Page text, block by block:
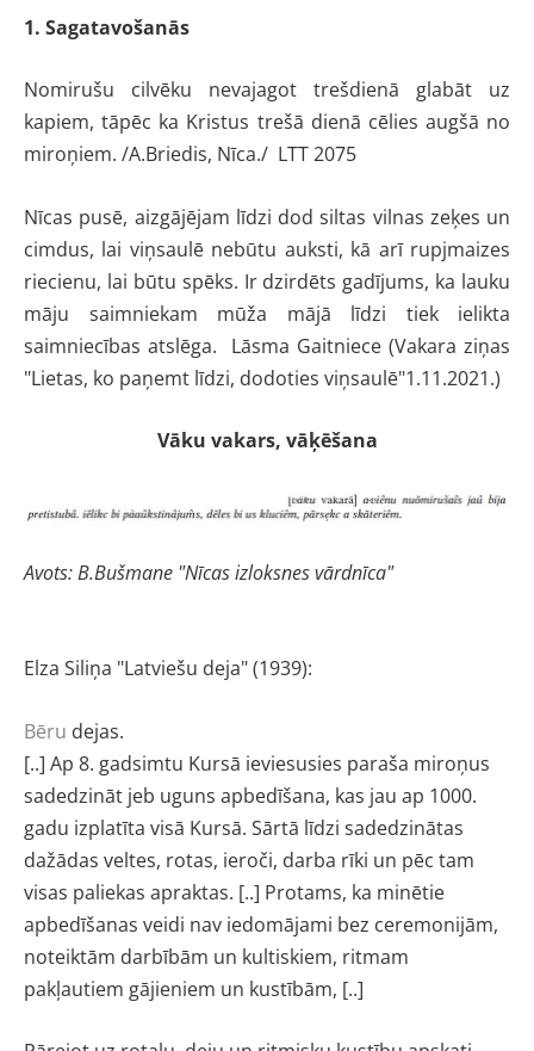
1. Sagatavošanās
Nomirušu cilvēku nevajagot trešdienā glabāt uz
kapiem, tāpēc ka Kristus trešā dienā cēlies augšā no
miroņiem. /A.Briedis, Nīca./ LTT 2075
Nīcas pusē, aizgājējam līdzi dod siltas vilnas zeķes un
cimdus, lai viņsaulē nebūtu auksti, kā arī rupjmaizes
riecienu, lai būtu spēks. Ir dzirdēts gadījums, ka lauku
māju saimniekam mūža mājā līdzi tiek ielikta
saimniecības atslēga. Lāsma Gaitniece (Vakara ziņas
"Lietas, ko paņemt līdzi, dodoties viņsaulē"1.11.2021.)
Vāku vakars, vāķēšana
Avots: B.Bušmane "Nīcas izloksnes vārdnīca"
Elza Siliņa "Latviešu deja" (1939):
Bēru dejas.
[..] Ap 8. gadsimtu Kursā ieviesusies paraša miroņus
sadedzināt jeb uguns apbedīšana, kas jau ap 1000.
gadu izplatīta visā Kursā. Sārtā līdzi sadedzinātas
dažādas veltes, rotas, ieroči, darba rīki un pēc tam
visas paliekas apraktas. [..] Protams, ka minētie
apbedīšanas veidi nav iedomājami bez ceremonijām,
noteiktām darbībām un kultiskiem, ritmam
pakļautiem gājieniem un kustībām, [..]